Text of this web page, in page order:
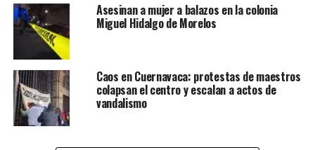
Asesinan a mujer a balazos en la colonia
Miguel Hidalgo de Morelos
Caos en Cuernavaca: protestas de maestros
colapsan el centro y escalan a actos de
vandalismo